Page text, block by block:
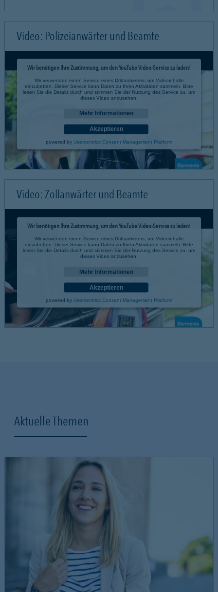
Video: Polizeianwärter und Beamte
Wir benötigen Ihre Zustimmung, um den YouTube Video-Service zu laden!
Wir verwenden einen Service eines Drittanbieters, um Videoinhalte
einzubetten. Dieser Service kann Daten zu Ihren Aktivitäten sammeln. Bitte
lesen Sie die Details durch und stimmen Sie der Nutzung des Service zu, um
dieses Video anzusehen.
Mehr Informationen
Akzeptieren
powered by Usercentrics Consent Management Platform
Video: Zollanwärter und Beamte
Wir benötigen Ihre Zustimmung, um den YouTube Video-Service zu laden!
Wir verwenden einen Service eines Drittanbieters, um Videoinhalte
einzubetten. Dieser Service kann Daten zu Ihren Aktivitäten sammeln. Bitte
lesen Sie die Details durch und stimmen Sie der Nutzung des Service zu, um
dieses Video anzusehen.
Mehr Informationen
Akzeptieren
powered by Usercentrics Consent Management Platform
Aktuelle Themen